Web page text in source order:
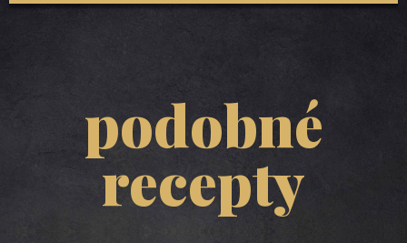
podobné
recepty